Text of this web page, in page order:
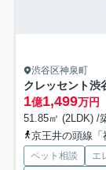
渋谷区神泉町
クレッセント渋
1億1,499万円
51.85㎡ (2LDK) /
京王井の頭線
ペット相談 エ